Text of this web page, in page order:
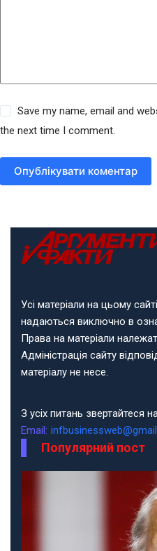
Save my name, email and
the next time I comment.
Опублікувати коментар
Усі матеріали на цьому
надаються виключно в
Права на матеріали
Адміністрація сайту
матеріалу не несе.
З усіх питань звертайтеся
Email:
Популярний пост